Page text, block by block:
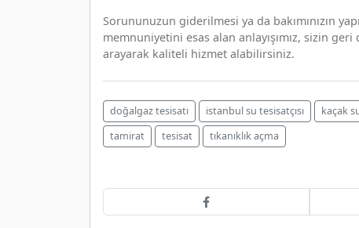
Sorununuzun giderilmesi ya da bakımınızın
memnuniyetini esas alan anlayışımız, sizin geri
arayarak kaliteli hizmet alabilirsiniz.
doğalgaz tesisatı istanbul su tesisatçısı kaçak
tamirat
tesisat tıkanıklık açma